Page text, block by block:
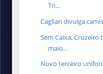
Tri...
Cagliari divulga
Sem Caixa,
maio...
Novo terceiro